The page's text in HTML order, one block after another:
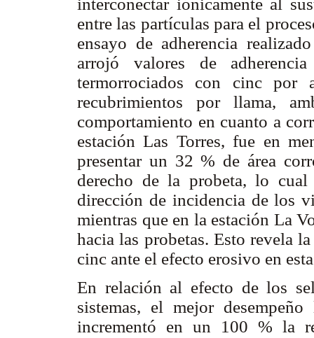
interconectar iónicamente al
entre las partículas para el
ensayo de adherencia
arrojó valores de
termorrociados con cinc
recubrimientos por llama,
comportamiento en cuanto a
estación Las Torres, fue en
presentar un 32 % de área
derecho de la probeta, lo
dirección de incidencia de los
mientras que en la estación La
hacia las probetas. Esto revela
cinc ante el efecto erosivo en
En relación al efecto de los
sistemas, el mejor
incrementó en un 100 % la